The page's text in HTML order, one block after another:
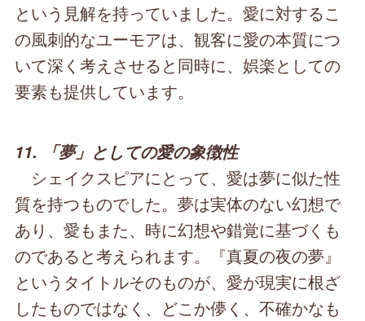
という見解を持っていました。愛に対するこ
の風刺的なユーモアは、観客に愛の本質につ
いて深く考えさせると同時に、娯楽としての
要素も提供しています。
11. 「夢」としての愛の象徴性
シェイクスピアにとって、愛は夢に似た性
質を持つものでした。夢は実体のない幻想で
あり、愛もまた、時に幻想や錯覚に基づくも
のであると考えられます。『真夏の夜の夢』
というタイトルそのものが、愛が現実に根ざ
したものではなく、どこか儚く、不確かなも